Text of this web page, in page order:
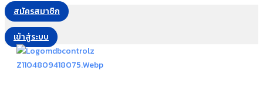
สมัครสมาชิก
เข้าสู่ระบบ